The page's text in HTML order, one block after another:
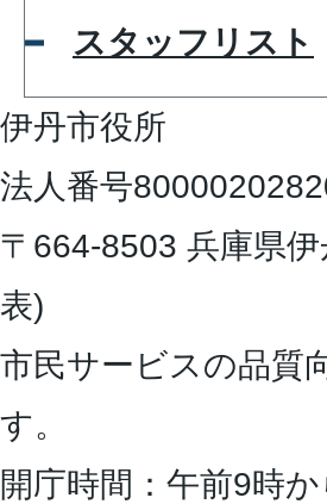
スタッフリスト
伊丹市役所
法人番号
〒664-8503 兵庫県
表)
市民サービスの品質
す。
開庁時間：午前9時